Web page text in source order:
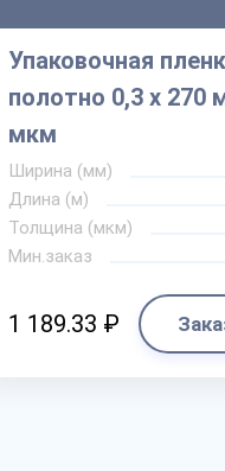
Упаковочная
полотно 0,3 х 270
мкм
Ширина (мм)
Длина (м)
Толщина (мкм)
Мин.заказ
1 189.33 ₽